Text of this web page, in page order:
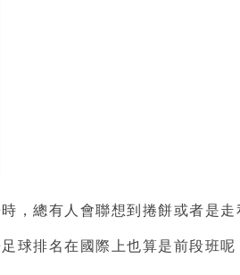
，總有人會聯想到捲餅或者是
球排名在國際上也算是前段班呢